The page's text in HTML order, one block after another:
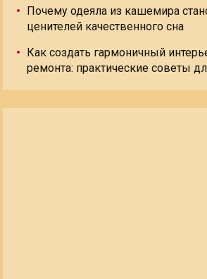
Почему одеяла из кашемира
ценителей качественного сна
Как создать гармоничный
ремонта: практические советы